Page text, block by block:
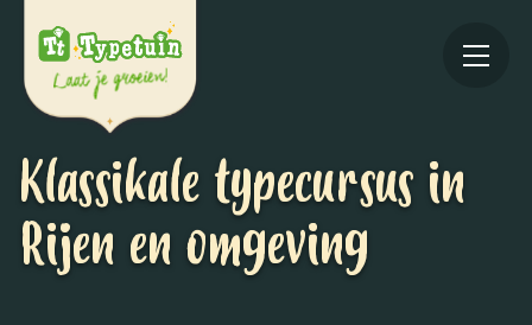
Klassikale typecursus in
Rijen en omgeving